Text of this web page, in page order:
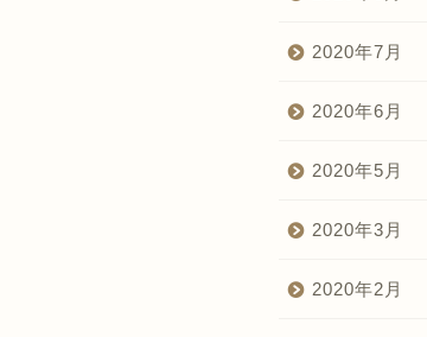
2020年7月
2020年6月
2020年5月
2020年3月
2020年2月